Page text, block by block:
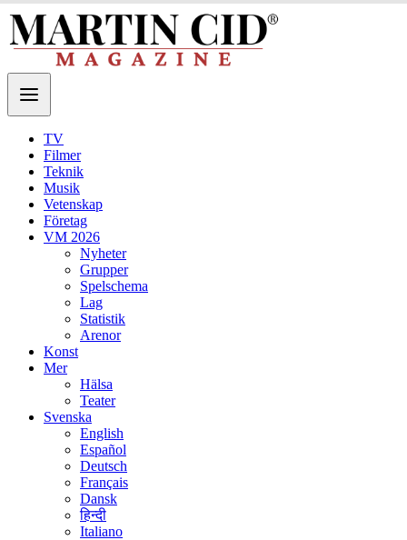
TV
Filmer
Teknik
Musik
Vetenskap
Företag
VM 2026
Nyheter
Grupper
Spelschema
Lag
Statistik
Arenor
Konst
Mer
Hälsa
Teater
Svenska
English
Español
Deutsch
Français
Dansk
हिन्दी
Italiano